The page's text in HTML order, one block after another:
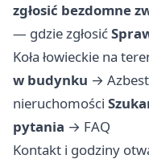
zgłosić bezdomne
— gdzie zgłosić
Koła łowieckie na
w budynku →
nieruchomości
pytania → FAQ
Kontakt i godziny